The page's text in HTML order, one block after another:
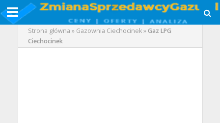
Strona główna » Gazownia Ciechocinek»Gaz LPG
Ciechocinek